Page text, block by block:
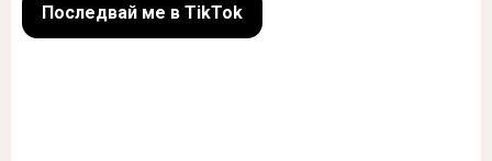
Последвай ме в TikTok